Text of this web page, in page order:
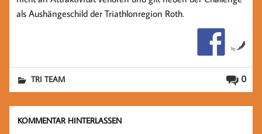
als Aushängeschild der Triathlonregion Roth.
by
0
TRI TEAM
KOMMENTAR HINTERLASSEN